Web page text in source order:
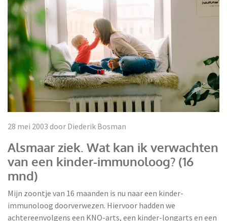
28 mei 2003 door Diederik Bosman
Alsmaar ziek. Wat kan ik verwachten
van een kinder-immunoloog? (16
mnd)
Mijn zoontje van 16 maanden is nu naar een kinder-
immunoloog doorverwezen. Hiervoor hadden we
achtereenvolgens een KNO-arts, een kinder-longarts en een